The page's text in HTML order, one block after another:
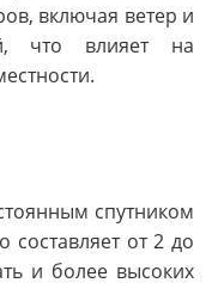
включая ветер и
что влияет на
спутником
составляет от 2 до
и более высоких